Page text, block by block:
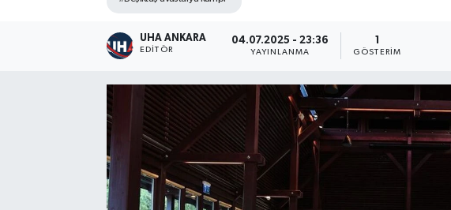
UHA ANKARA
EDITÖR
04.07.2025 - 23:36
YAYINLANMA
1
GÖSTERIM